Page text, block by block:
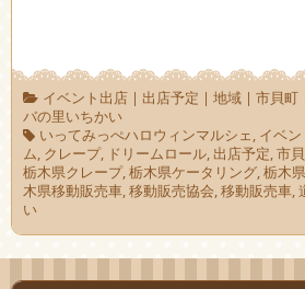
イベント出店| 出店予定 | 地域| 市貝町|
バの里いちかい
いってみっぺハロウィンマルシェ, イベ
ム, クレープ, ドリームロール, 出店予定,市
栃木県クレープ,栃木県ケータリング,栃木
木県移動販売車,移動販売協会,移動販売車,
い